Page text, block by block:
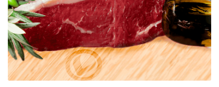
Contacto
Mi cuenta
0 productos